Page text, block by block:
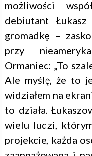
możliwości
debiutant Łukasz
gromadkę –
przy
Ormaniec: „To
Ale myślę, że to
widziałem na
to działa.
wielu ludzi,
projekcie, każda